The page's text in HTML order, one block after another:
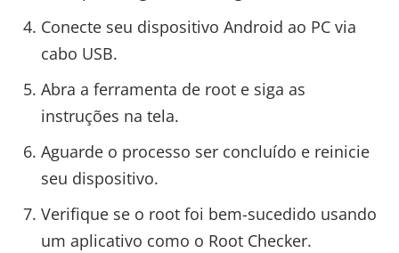
Conecte seu dispositivo Android ao PC via
cabo USB.
Abra a ferramenta de root e siga as
instruções na tela.
Aguarde o processo ser concluído e reinicie
seu dispositivo.
Verifique se o root foi bem-sucedido usando
um aplicativo como o Root Checker.